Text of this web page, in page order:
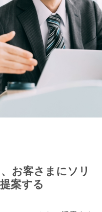
お客さまにソリ
案する